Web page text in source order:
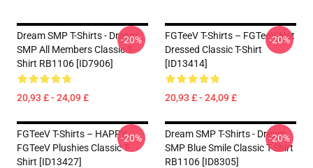
Dream SMP T-Shirts - Dream
SMP All Members Classic T-
Shirt RB1106 [ID7906]
20,93 £ - 24,09 £
-20%
FGTeeV T-Shirts – FGTeeV Not
Dressed Classic T-Shirt
[ID13414]
20,93 £ - 24,09 £
-20%
FGTeeV T-Shirts – HAPPY
FGTeeV Plushies Classic T-
Shirt [ID13427]
-20%
Dream SMP T-Shirts - Dream
SMP Blue Smile Classic T-Shirt
RB1106 [ID8305]
-20%